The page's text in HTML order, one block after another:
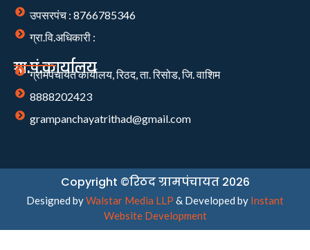
उपसरपंच : 8766785346
ग्रा.वि.अधिकारी :
ग्रा.पं.कार्यालय
ग्रामपंचायत कार्यालय, रिठद, ता. रिसोड, जि. वाशिम
8888202423
grampanchayatrithad@gmail.com
Copyright ©रिठद ग्रामपंचायत 2026
Designed byWalstar Media LLP & Developed by Instant
Website Development